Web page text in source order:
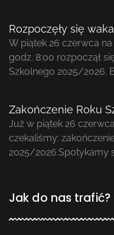
Rozpoczęły się
W piątek 26 czerwca
godz. 8:00 rozpoczął
Szkolnego 2025/2026.
Zakończenie Roku
Już w piątek 26
czekaliśmy:
2025/2026.Spotykamy
Jak do nas trafić?